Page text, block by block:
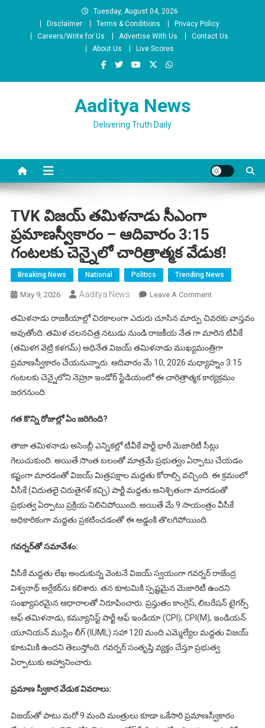
Tuesday, August 04, 2026
Disclaimer
Terms & Conditions
Privacy Policy
Careers/Write for Us
Advertise With Us
Contact Us
About Us
Live Scores
Aaditya News
Delivering Truth Daily
TVK విజయ్ తమిళనాడు సీఎంగా
ప్రమాణస్వీకారం – ఆదివారం 3:15
గంటలకు చెన్నైలో చారిత్రాత్మక వేడుక!
Breaking News National Politics Trending News
May 9, 2026 Aaditya News Leave A CommentOn
విజయ్
తమిళనాడు
సీఎంగా
ప్రమాణస్వీకారం
–
చారిత్రాత్మక
వేడుక!
తమిళనాడు రాజకీయాల్లో చిరకాలంగా ఎదురు చూసిన మార్పు చివరకు వాస్తవం
అవుతోంది. తమిళ చలనచిత్ర నటుడు నుండి రాజకీయ నేత గా మారిన టీవీకే
(తమిళగ వెట్రి కళగమ్) అధినేత విజయ్ తమిళనాడు ముఖ్యమంత్రిగా
ప్రమాణస్వీకారం చేయనున్నారు. ఆదివారం మే 10, 2026 మధ్యాహ్నం 3:15
గంటలకు చెన్నైలోని నెహ్రూ ఇండోర్ స్టేడియంలో ఈ చారిత్రాత్మక కార్యక్రమం
జరగనుంది.
గత కొన్ని రోజుల్లో ఏం జరిగింది?
తాజా తమిళనాడు అసెంబ్లీ ఎన్నికల్లో టీవీకే పార్టీ భారీ మెజారిటీ సీట్లు
గెలుచుకుంది. అయితే సొంత బలంతో మాత్రమే ప్రభుత్వం ఏర్పాటు చేయడం
కష్టంగా మారడంతో విజయ్ మిత్రపక్షాల మద్దతు కోరాల్సి వచ్చింది. ఈ క్రమంలో
వీసీకే (విదుతలై చిరుతైగళ్ కచ్చి) పార్టీ మద్దతు అనిశ్చితంగా మారడంతో
ప్రభుత్వ ఏర్పాటు ప్రక్రియ నిలిచిపోయింది. అయితే మే 9 సాయంత్రం వీసీకే
అధికారికంగా మద్దతు ప్రకటించడంతో ఈ అడ్డంకి తొలగిపోయింది.
గవర్నర్‌తో సమావేశం:
వీసీకే మద్దతు లేఖ అందుకున్న వెంటనే విజయ్ స్వయంగా గవర్నర్ రాజేంద్ర
విశ్వనాథ్ అర్లేకర్‌ను కలిశారు. తన కూటమికి స్పష్టమైన మెజారిటీ ఉందని
సంఖ్యాపరమైన ఆధారాలతో నిరూపించారు. ప్రస్తుతం కాంగ్రెస్, లిబరేషన్ టైగర్స్
ఆఫ్ తమిళనాడు, కమ్యూనిస్ట్ పార్టీ ఆఫ్ ఇండియా (CPI), CPI(M), ఇండియన్
యూనియన్ ముస్లిం లీగ్ (IUML) సహా 120 మంది ఎమ్మెల్యేల మద్దతు విజయ్
కూటమికి ఉందని తెలుస్తోంది. గవర్నర్ సంతృప్తి వ్యక్తం చేస్తూ ప్రభుత్వ
ఏర్పాటుకు ఆహ్వానించారు.
ప్రమాణ స్వీకార వేడుక వివరాలు:
విజయ్‌తో పాటు మరో 9 మంది మంత్రులు కూడా ఒకేసారి ప్రమాణస్వీకారం